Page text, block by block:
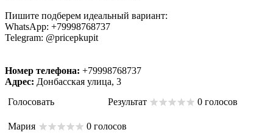
Пишите подберем идеальный вариант:
WhatsApp: +79998768737
Telegram: @pricepkupit
Номер телефона: +79998768737
Адрес: Донбасская улица, 3
Голосовать
Результат 0 голосов
Мария 0 голосов